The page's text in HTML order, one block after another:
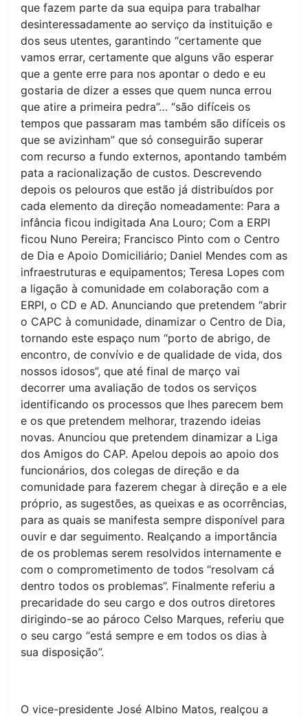
que fazem parte da sua equipa para trabalhar
desinteressadamente ao serviço da instituição e
dos seus utentes, garantindo “certamente que
vamos errar, certamente que alguns vão esperar
que a gente erre para nos apontar o dedo e eu
gostaria de dizer a esses que quem nunca errou
que atire a primeira pedra”… “são difíceis os
tempos que passaram mas também são difíceis os
que se avizinham” que só conseguirão superar
com recurso a fundo externos, apontando também
pata a racionalização de custos. Descrevendo
depois os pelouros que estão já distribuídos por
cada elemento da direção nomeadamente: Para a
infância ficou indigitada Ana Louro; Com a ERPI
ficou Nuno Pereira; Francisco Pinto com o Centro
de Dia e Apoio Domiciliário; Daniel Mendes com as
infraestruturas e equipamentos; Teresa Lopes com
a ligação à comunidade em colaboração com a
ERPI, o CD e AD. Anunciando que pretendem “abrir
o CAPC à comunidade, dinamizar o Centro de Dia,
tornando este espaço num “porto de abrigo, de
encontro, de convívio e de qualidade de vida, dos
nossos idosos”, que até final de março vai
decorrer uma avaliação de todos os serviços
identificando os processos que lhes parecem bem
e os que pretendem melhorar, trazendo ideias
novas. Anunciou que pretendem dinamizar a Liga
dos Amigos do CAP. Apelou depois ao apoio dos
funcionários, dos colegas de direção e da
comunidade para fazerem chegar à direção e a ele
próprio, as sugestões, as queixas e as ocorrências,
para as quais se manifesta sempre disponível para
ouvir e dar seguimento. Realçando a importância
de os problemas serem resolvidos internamente e
com o comprometimento de todos “resolvam cá
dentro todos os problemas”. Finalmente referiu a
precaridade do seu cargo e dos outros diretores
dirigindo-se ao pároco Celso Marques, referiu que
o seu cargo “está sempre e em todos os dias à
sua disposição”.
O vice-presidente José Albino Matos, realçou a